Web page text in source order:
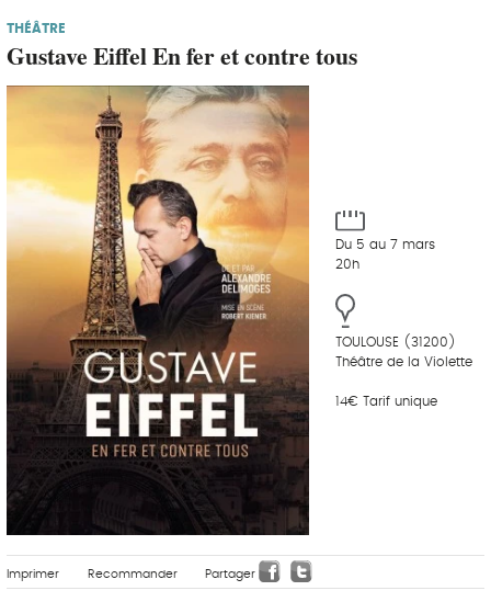
THÉÂTRE
Gustave Eiffel En fer et contre tous
Du 5 au 7 mars
20h
TOULOUSE (31200)
Théâtre de la Violette
14€ Tarif unique
Imprimer Recommander Partager